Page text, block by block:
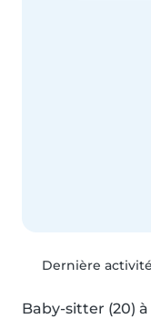
Dernière
Baby-sitter (20)